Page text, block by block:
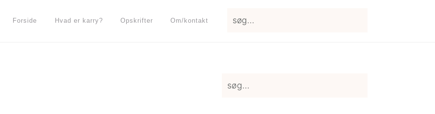
Forside Hvad er karry? Opskrifter Om/kontakt
Sidebar
søg...